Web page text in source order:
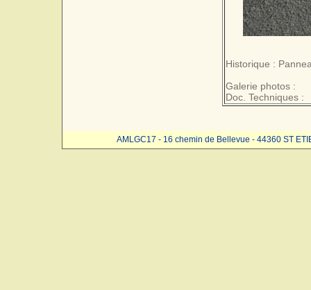
Historique :
Galerie photos :
Doc. Techniques :
AMLGC17 - 16 chemin de Bellevue - 44360 ST